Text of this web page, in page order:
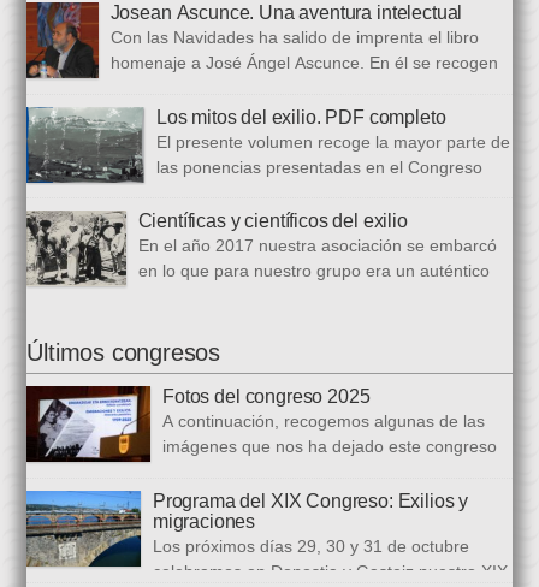
celebrado en 2023. Bajo ese epígrafe se han recogido un total
de dieciséis ponencias. El libro se ha estructurado en tres
bloques. En el primero se analizan aspectos generales del arte
popular […]
Josean Ascunce. Una aventura intelectual
Con las Navidades ha salido de imprenta el libro
homenaje a José Ángel Ascunce. En él se recogen
desde diferentes perspectivas, incluyendo una detallada
biografía, bibliografía y una recopilación fotográfica. Los
coordinadores han sido Carmen Gil Fombellida y José Ramón
Zabala. Con ellos han particidado once escritores: […]
Los mitos del exilio. PDF completo
El presente volumen recoge la mayor parte de
las ponencias presentadas en el Congreso
primera vez, hemos acordado difundirlo, además de en
formato papel, en formato PDF con la finalidad de reducir los
costes de correo que supone su difusión. En este PDF es
posible acceder a todos […]
Científicas y científicos del exilio
En el año 2017 nuestra asociación se embarcó
en lo que para nuestro grupo era un auténtico
ciencia del exilio. El objetivo era recuperar y difundir las figuras
y la obra de los científicos y científicas que tuvieron que […]
Últimos congresos
Fotos del congreso 2025
A continuación, recogemos algunas de las
imágenes que nos ha dejado este congreso
distintos escenarios de la Diputación Foral del Gipuzkoa, la
Biblioteca Carlos Santamaría y la Facultad de Letras de la
Universidad del País Vasco en Gasteiz.
Programa del XIX Congreso: Exilios y
migraciones
Los próximos días 29, 30 y 31 de octubre
celebramos en Donostia y Gasteiz nuestro XIX